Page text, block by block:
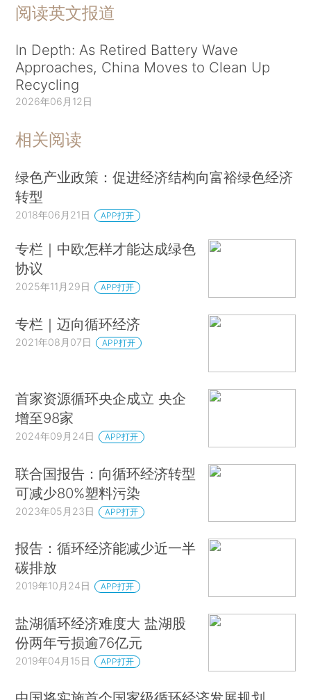
阅读英文报道
In Depth: As Retired Battery Wave
Approaches, China Moves to Clean Up
Recycling
2026年06月12日
相关阅读
绿色产业政策：促进经济结构向富裕绿色经济
转型
2018年06月21日 APP打开
专栏｜中欧怎样才能达成绿色
协议
2025年11月29日 APP打开
专栏｜迈向循环经济
2021年08月07日 APP打开
首家资源循环央企成立 央企
增至98家
2024年09月24日 APP打开
联合国报告：向循环经济转型
可减少80%塑料污染
2023年05月23日 APP打开
报告：循环经济能减少近一半
碳排放
2019年10月24日 APP打开
盐湖循环经济难度大 盐湖股
份两年亏损逾76亿元
2019年04月15日 APP打开